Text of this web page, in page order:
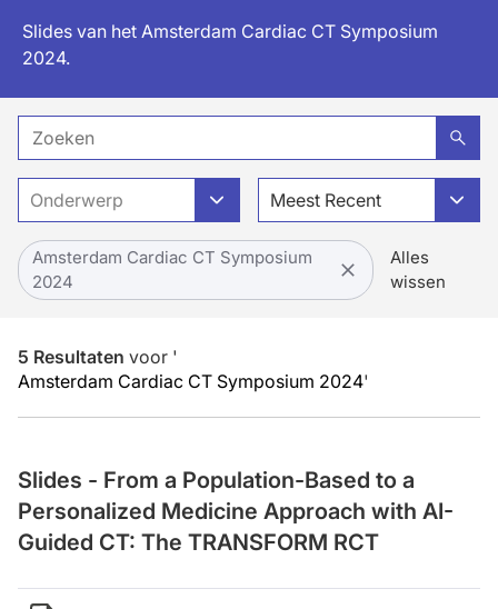
Slides van het Amsterdam Cardiac CT Symposium
2024.
Onderwerp Meest Recent
Amsterdam Cardiac CT Symposium
2024
Alles
wissen
5 Resultaten voor '
Amsterdam Cardiac CT Symposium 2024'
Slides - From a Population-Based to a
Personalized Medicine Approach with AI-
Guided CT: The TRANSFORM RCT